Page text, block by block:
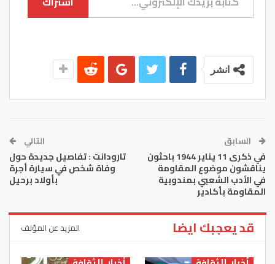
انشر
السابق
في ذكرى 11 يناير 1944 باحثون
يناقشون موضوع المقاومة
في الأدب الشعبي بمندوبية
المقاومة بأكادير
التالي
تارودانت : تفاصيل جديدة حول
وفاة شخص في سيارة أجرة
بأولاد برحيل
قد يعجبك ايضا المزيد عن المؤلف